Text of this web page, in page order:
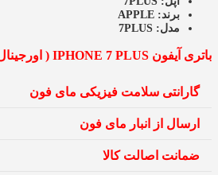
برند: APPLE
مدل: 7PLUS
باتری آیفون IPHONE 7 PLUS ( اورجینال )
گارانتی سلامت فیزیکی مای فون
ارسال از انبار مای فون
ضمانت اصالت کالا